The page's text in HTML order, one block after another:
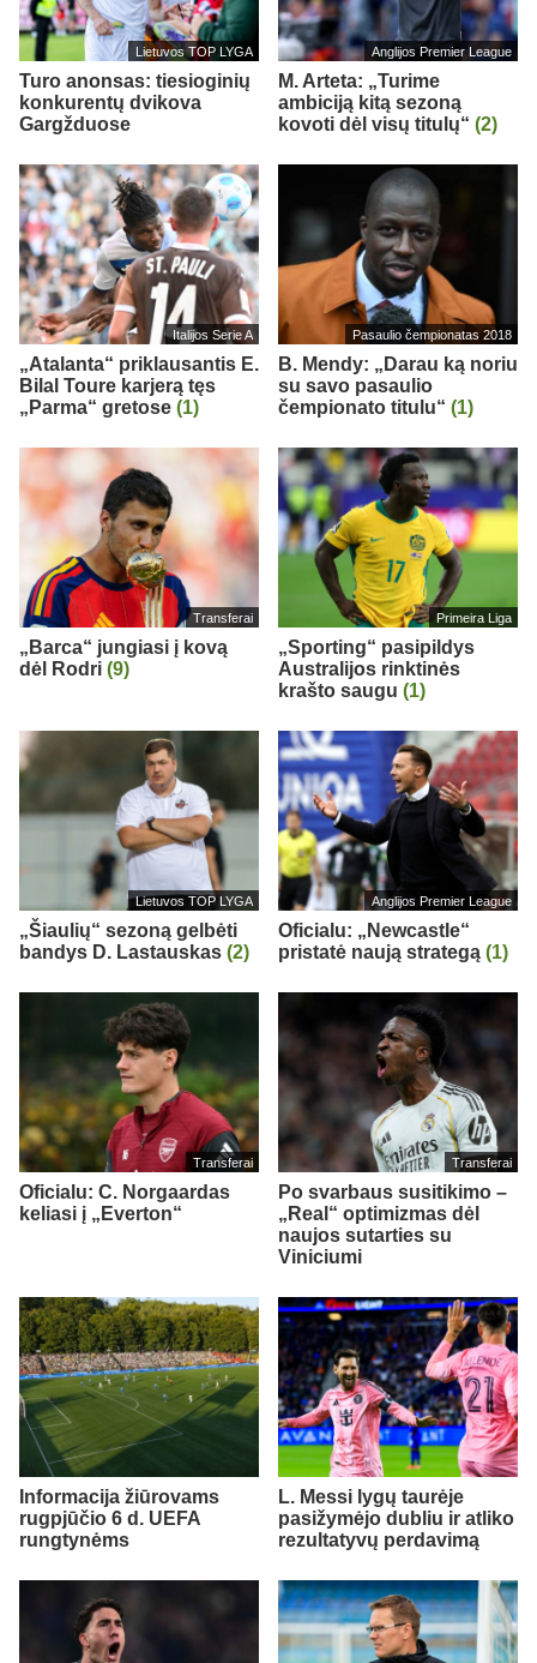
Lietuvos TOP LYGA
Turo anonsas: tiesioginių
konkurentų dvikova
Gargžduose
Anglijos Premier League
M. Arteta: „Turime
ambiciją kitą sezoną
kovoti dėl visų titulų“ (2)
Italijos Serie A
„Atalanta“ priklausantis E.
Bilal Toure karjerą tęs
„Parma“ gretose (1)
Pasaulio čempionatas 2018
B. Mendy: „Darau ką noriu
su savo pasaulio
čempionato titulu“ (1)
Transferai
„Barca“ jungiasi į kovą
dėl Rodri (9)
Primeira Liga
„Sporting“ pasipildys
Australijos rinktinės
krašto saugu (1)
Lietuvos TOP LYGA
„Šiaulių“ sezoną gelbėti
bandys D. Lastauskas (2)
Anglijos Premier League
Oficialu: „Newcastle“
pristatė naują strategą (1)
Transferai
Oficialu: C. Norgaardas
keliasi į „Everton“
Transferai
Po svarbaus susitikimo –
„Real“ optimizmas dėl
naujos sutarties su
Viniciumi
Informacija žiūrovams
rugpjūčio 6 d. UEFA
rungtynėms
L. Messi lygų taurėje
pasižymėjo dubliu ir atliko
rezultatyvų perdavimą